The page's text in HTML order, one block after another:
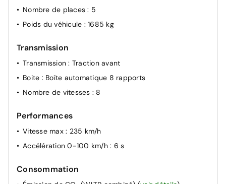
Nombre de places: 5
Poids du véhicule : 1685 kg
Transmission
Transmission: Traction avant
Boite : Boîte automatique 8 rapports
Nombre de vitesses : 8
Performances
Vitesse max : 235 km/h
Accélération 0-100 km/h : 6 s
Consommation